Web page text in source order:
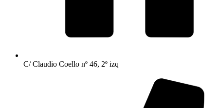
C/ Claudio Coello nº 46, 2º izq